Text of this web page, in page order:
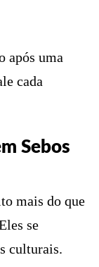
após uma
cada
Sebos
mais do que
se
culturais.